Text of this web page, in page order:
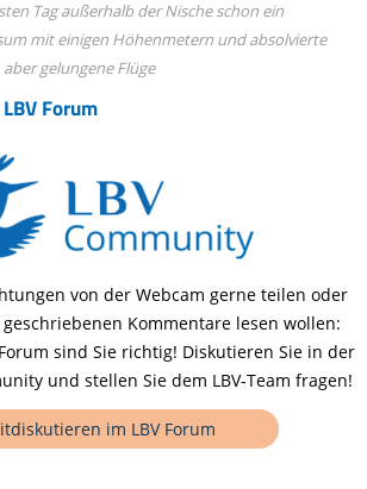
Tag außerhalb der Nische schon ein
mit einigen Höhenmetern und absolvierte
gelungene Flüge
Forum
von der Webcam gerne teilen oder
Kommentare lesen wollen:
sind Sie richtig! Diskutieren Sie in der
und stellen Sie dem LBV-Team fragen!
im LBV Forum